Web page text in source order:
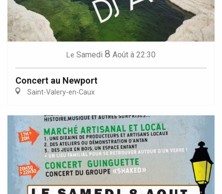
Le Samedi 8 Août à 22:30
Concert au Newport
Saint-Valery-en-Caux